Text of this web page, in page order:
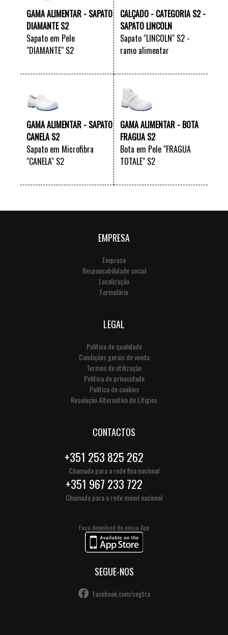
GAMA ALIMENTAR - SAPATO
DIAMANTE S2
Sapato em Pele
"DIAMANTE" S2
CALÇADO - CATEGORIA S2 -
SAPATO LINCOLN
Sapato "LINCOLN" S2 -
ramo alimentar
GAMA ALIMENTAR - SAPATO
CANELA S2
Sapato em Microfibra
"CANELA" S2
GAMA ALIMENTAR - BOTA
FRAGUA S2
Bota em Pele "FRAGUA
TOTALE" S2
EMPRESA
Empresa
Responsabilidade social
Localização
Formulário
LEGAL
Política de qualidade
Condições gerais de venda
Termos de utilização
Política de privacidade
Política de cookies
Resolução Alternativa de Litígios
CONTACTOS
+351 253 825 262
Chamada para a rede fixa nacional
+351 967 233 722
Chamada para a rede móvel nacional
Faça download da nossa App
SEGUE-NOS
facebook.com/segtra